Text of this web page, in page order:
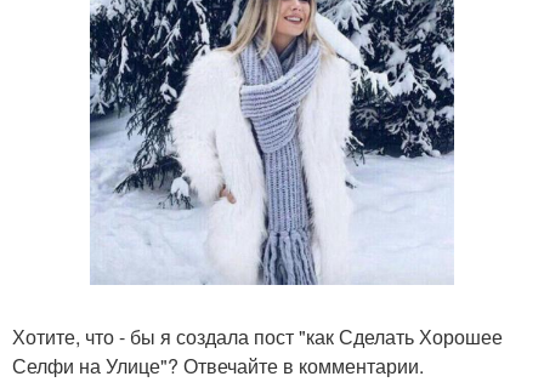
Хотите, что - бы я создала пост "как Сделать Хорошее
Селфи на Улице"? Отвечайте в комментарии.